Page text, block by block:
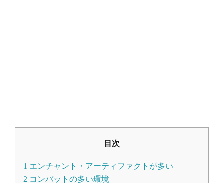
目次
1 エンチャント・アーティファクトが多い
2 コンバットの多い環境